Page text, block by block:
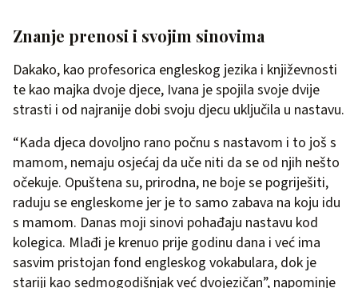
Znanje prenosi i svojim sinovima
Dakako, kao profesorica engleskog jezika i književnosti
te kao majka dvoje djece, Ivana je spojila svoje dvije
strasti i od najranije dobi svoju djecu uključila u nastavu.
“Kada djeca dovoljno rano počnu s nastavom i to još s
mamom, nemaju osjećaj da uče niti da se od njih nešto
očekuje. Opuštena su, prirodna, ne boje se pogriješiti,
raduju se engleskome jer je to samo zabava na koju idu
s mamom. Danas moji sinovi pohađaju nastavu kod
kolegica. Mlađi je krenuo prije godinu dana i već ima
sasvim pristojan fond engleskog vokabulara, dok je
stariji kao sedmogodišnjak već dvojezičan”, napominje